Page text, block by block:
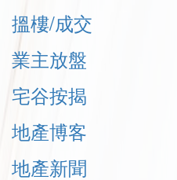
搵樓/成交
業主放盤
宅谷按揭
地產博客
地產新聞